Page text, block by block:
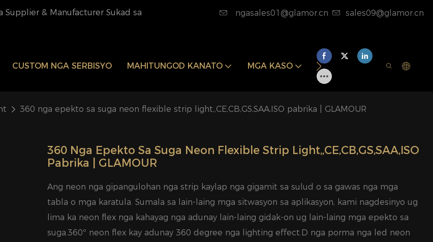
Supplier & Manufacturer Sukad sa
ngasales01@glamor.cn sales09@glamor.cn
CUSTOM NGA SERBISYO MAHITUNGOD KANATO MGA KASO BALITA KONTAKA
360 nga epekto sa suga neon flexible strip light,,CE,CB,GS,SAA,ISO pabrika | GLAMOUR
360 Nga Epekto Sa Suga Neon Flexible Strip Light,,CE,CB,GS,SAA,ISO
Pabrika | GLAMOUR
Ang neon nga gipangulohan nga strip kaylap nga gigamit sa sulud o sa gawas nga mga
tabla o mga karatula. Sumala sa lain-laing mga sitwasyon sa aplikasyon, kami nagdesinyo ug
lima ka neon flex nga kahayag nga adunay lain-laing gidak-on ug lain-laing mga epekto sa
suga.360º neon flex kay adunay 360 degree nga lighting effect.D nga porma nga led neon